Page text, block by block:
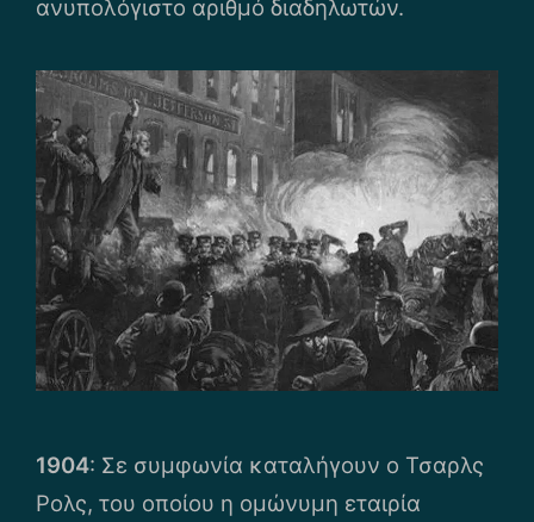
ανυπολόγιστο αριθμό διαδηλωτών.
1904: Σε συμφωνία καταλήγουν ο Τσαρλς
Ρολς, του οποίου η ομώνυμη εταιρία